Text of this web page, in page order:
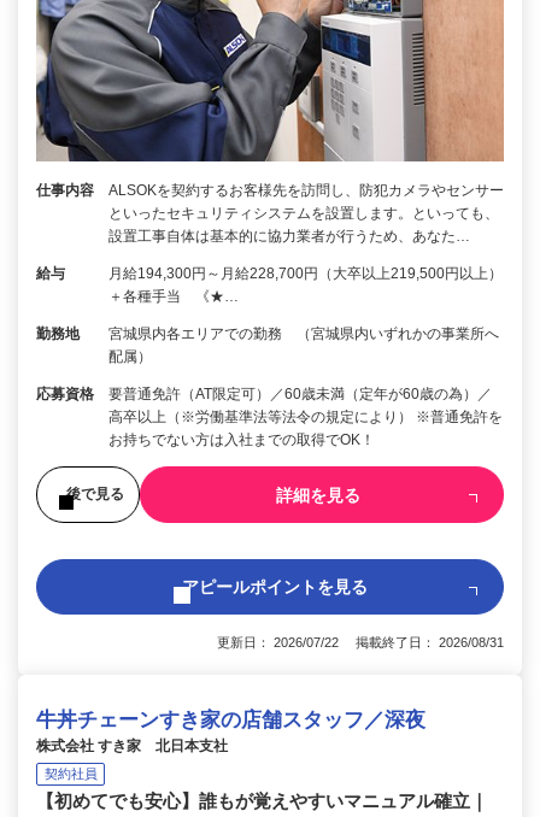
仕事内容
ALSOKを契約するお客様先を訪問し、防犯カメラやセンサー
といったセキュリティシステムを設置します。といっても、
設置工事自体は基本的に協力業者が行うため、あなた…
給与
月給194,300円～月給228,700円（大卒以上219,500円以上）
＋各種手当 《★…
勤務地
宮城県内各エリアでの勤務 （宮城県内いずれかの事業所へ
配属）
応募資格
要普通免許（AT限定可）／60歳未満（定年が60歳の為）／
高卒以上（※労働基準法等法令の規定により） ※普通免許を
お持ちでない方は入社までの取得でOK！
後で見る 詳細を見る
アピールポイントを見る
更新日： 2026/07/22 掲載終了日： 2026/08/31
牛丼チェーンすき家の店舗スタッフ／深夜
株式会社 すき家 北日本支社
契約社員
【初めてでも安心】誰もが覚えやすいマニュアル確立｜